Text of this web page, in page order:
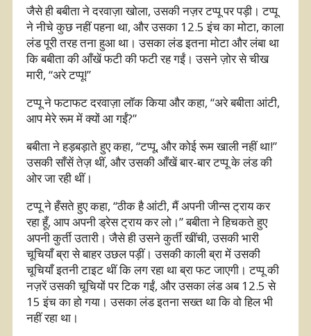
जैसे ही बबीता ने दरवाज़ा खोला, उसकी नज़र टप्पू पर पड़ी। टप्पू
ने नीचे कुछ नहीं पहना था, और उसका 12.5 इंच का मोटा, काला
लंड पूरी तरह तना हुआ था। उसका लंड इतना मोटा और लंबा था
कि बबीता की आँखें फटी की फटी रह गईं। उसने ज़ोर से चीख
मारी, “अरे टप्पू!”
टप्पू ने फटाफट दरवाज़ा लॉक किया और कहा, “अरे बबीता आंटी,
आप मेरे रूम में क्यों आ गईं?”
बबीता ने हड़बड़ाते हुए कहा, “टप्पू, और कोई रूम खाली नहीं था!”
उसकी साँसें तेज़ थीं, और उसकी आँखें बार-बार टप्पू के लंड की
ओर जा रही थीं।
टप्पू ने हँसते हुए कहा, “ठीक है आंटी, मैं अपनी जीन्स ट्राय कर
रहा हूँ, आप अपनी ड्रेस ट्राय कर लो।” बबीता ने हिचकते हुए
अपनी कुर्ती उतारी। जैसे ही उसने कुर्ती खींची, उसकी भारी
चूचियाँ ब्रा से बाहर उछल पड़ीं। उसकी काली ब्रा में उसकी
चूचियाँ इतनी टाइट थीं कि लग रहा था ब्रा फट जाएगी। टप्पू की
नज़रें उसकी चूचियों पर टिक गईं, और उसका लंड अब 12.5 से
15 इंच का हो गया। उसका लंड इतना सख्त था कि वो हिल भी
नहीं रहा था।